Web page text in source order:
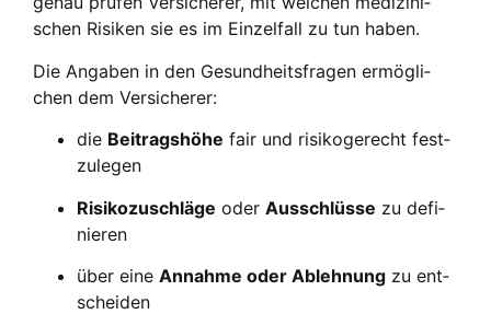
schen Risi­ken sie es im Ein­zel­fall zu tun haben.
Die Anga­ben in den Gesund­heits­fra­gen ermög­li­
chen dem Ver­si­che­rer:
die Bei­trags­hö­he fair und risi­ko­ge­recht fest­
zu­le­gen
Risi­ko­zu­schlä­ge oder Aus­schlüs­se zu defi­
nie­ren
über eine Annah­me oder Ableh­nung zu ent­
schei­den